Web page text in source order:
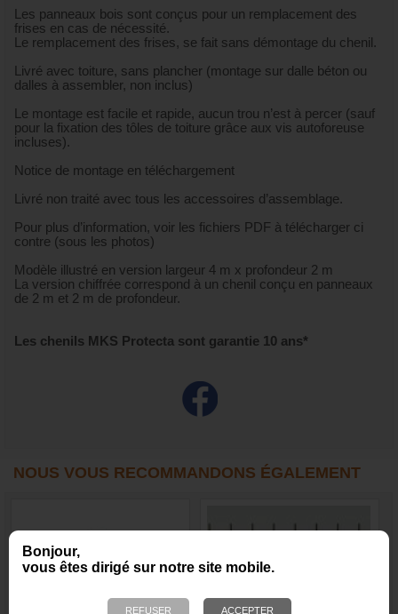
Bonjour,
vous êtes dirigé sur notre site mobile.
Les panneaux bois sont conçus pour un remplacement des
frises en cas de nécessité.
Le remplacement des frises, se fait sans démontage du chenil.
Livré avec toiture, sans plancher (montage sur dalle béton ou
dalles à assembler, non inclus)
Le montage est facile et rapide, aucun trou n’est à percer (sauf
pour la fixation des tôles de toiture grâce aux vis autoforeuse
incluses).
Notice de montage en téléchargement
Livré non traité avec tous les accessoires d’assemblage.
Pour plus d’information, voir les fichiers PDF à télécharger ci
contre (sous les photos)
Modèle illustré en version largeur 4 m x profondeur 2 m
La version chiffrée correspond à un chenil conçu en panneaux
de 2 m et 2 m de profondeur.
Les chenils MKS Protecta sont garantie 10 ans*
NOUS VOUS RECOMMANDONS ÉGALEMENT